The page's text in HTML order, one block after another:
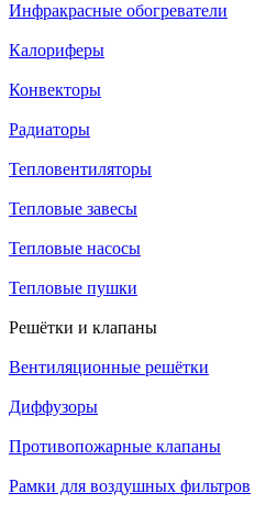
Инфракрасные обогреватели
Калориферы
Конвекторы
Радиаторы
Тепловентиляторы
Тепловые завесы
Тепловые насосы
Тепловые пушки
Решётки и клапаны
Вентиляционные решётки
Диффузоры
Противопожарные клапаны
Рамки для воздушных фильтров